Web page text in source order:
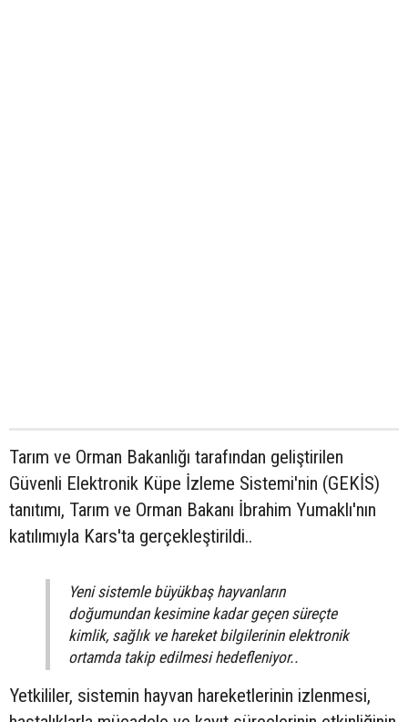
Tarım ve Orman Bakanlığı tarafından geliştirilen
Güvenli Elektronik Küpe İzleme Sistemi'nin (GEKİS)
tanıtımı, Tarım ve Orman Bakanı İbrahim Yumaklı'nın
katılımıyla Kars'ta gerçekleştirildi..
Yeni sistemle büyükbaş hayvanların
doğumundan kesimine kadar geçen süreçte
kimlik, sağlık ve hareket bilgilerinin elektronik
ortamda takip edilmesi hedefleniyor..
Yetkililer, sistemin hayvan hareketlerinin izlenmesi,